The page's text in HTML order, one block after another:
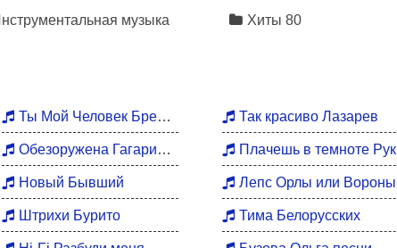
музыка Хиты 80
Ты Мой Человек Брежнева
Обезоружена Гагарина
Новый Бывший
Штрихи Бурито
Так красиво Лазарев
Плачешь в темноте Руки Вверх
Лепс Орлы или Вороны
Тима Белорусских